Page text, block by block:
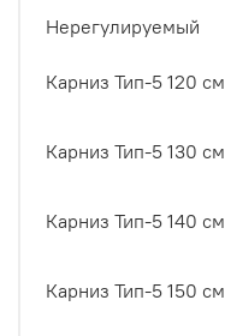
Нерегулируемый
Карниз Тип-5 120 см
Карниз Тип-5 130 см
Карниз Тип-5 140 см
Карниз Тип-5 150 см